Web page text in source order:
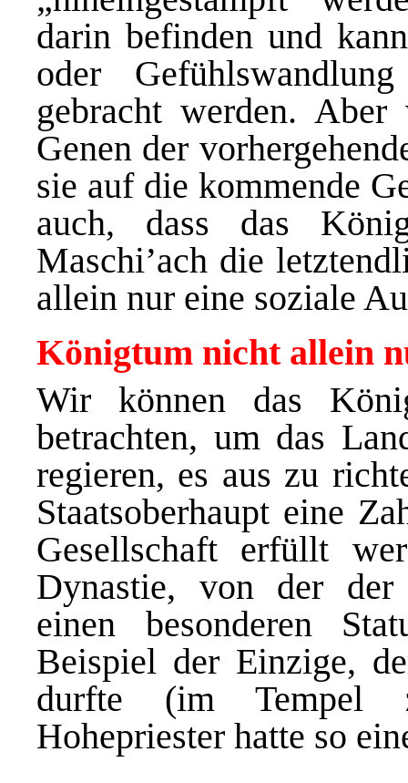
darin befinden und
oder
gebracht werden.
Genen der
sie auf die kommende
auch, dass das
Maschi’ach die
allein nur eine soziale
Königtum nicht allein
Wir können das
betrachten, um das
regieren, es aus zu
Staatsoberhaupt eine
Gesellschaft erfüllt
Dynastie, von der der
einen besonderen
Beispiel der Einzige,
durfte (im Tempel
Hohepriester hatte so